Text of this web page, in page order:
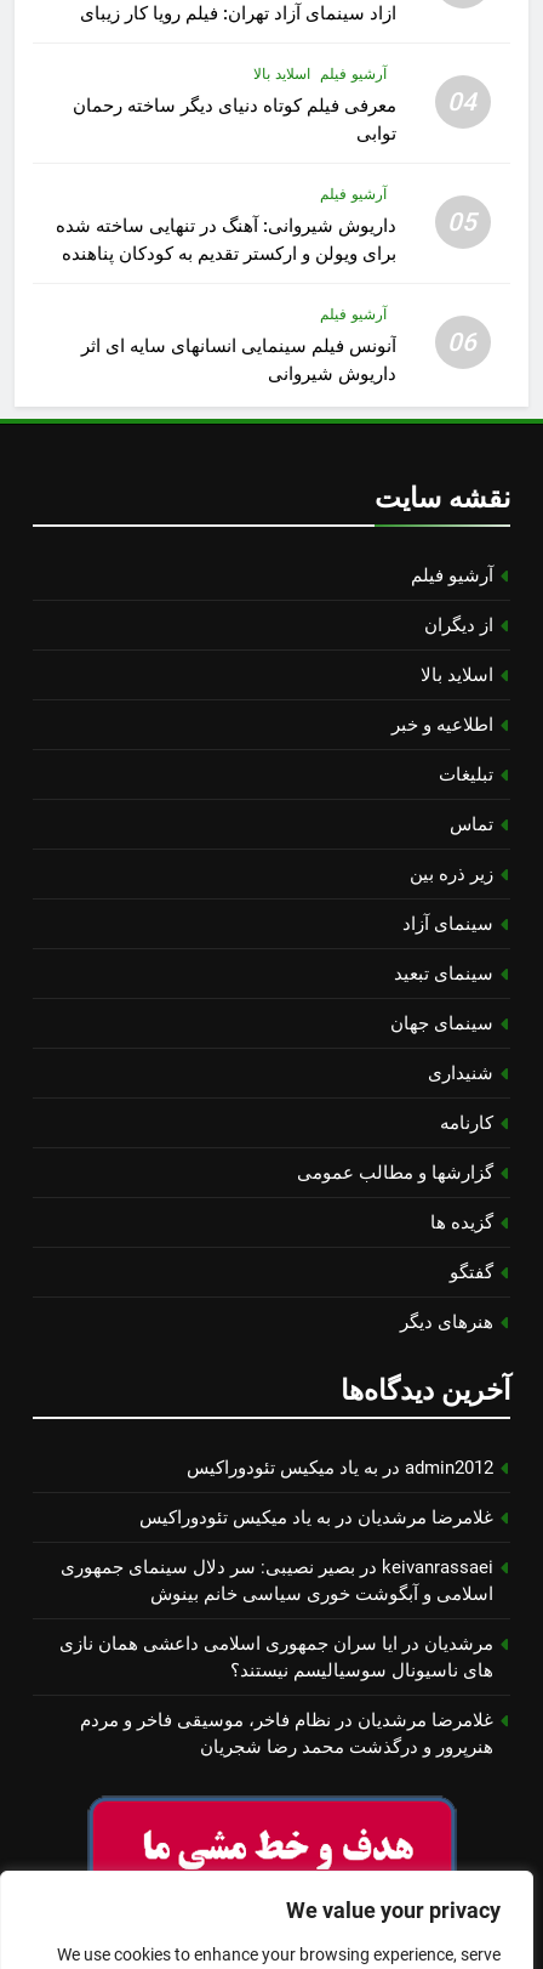
We value your privacy
We use cookies to enhance your browsing experience, serve
ازاد سینمای آزاد تهران: فیلم رویا کار زیبای
04
آرشیو فیلم اسلاید بالا
معرفی فیلم کوتاه دنیای دیگر ساخته رحمان
توابی
05
آرشیو فیلم
داریوش شیروانی: آهنگ در تنهایی ساخته شده
برای ویولن و ارکستر تقدیم به کودکان پناهنده
06
آرشیو فیلم
آنونس فیلم سینمایی انسانهای سایه ای اثر
داریوش شیروانی
نقشه سایت
آرشیو فیلم
از دیگران
اسلاید بالا
اطلاعیه و خبر
تبلیغات
تماس
زیر ذره بین
سینمای آزاد
سینمای تبعید
سینمای جهان
شنیداری
کارنامه
گزارشها و مطالب عمومی
گزیده ها
گفتگو
هنرهای دیگر
آخرین دیدگاه‌ها
admin2012 در به یاد میكیس تئودوراكیس
غلامرضا مرشدیان در به یاد میكیس تئودوراكیس
keivanrassaei در بصیر نصیبی: سر دلال سینمای جمهوری
اسلامی و آبگوشت خوری سیاسی خانم بینوش
مرشدیان در ایا سران جمهوری اسلامی داعشی همان نازی
های ناسیونال سوسیالیسم نیستند؟
غلامرضا مرشدیان در نظام فاخر، موسیقی فاخر و مردم
هنرپرور و درگذشت محمد رضا شجریان